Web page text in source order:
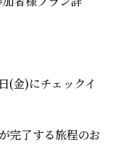
(金)にチェックイ
完了する旅程のお